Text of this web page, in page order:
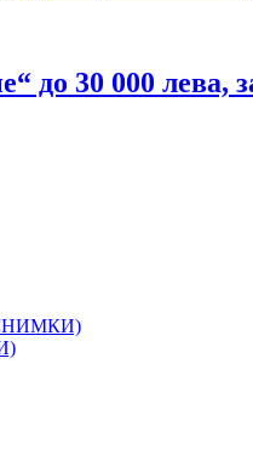
до 30 000 лева,
(СНИМКИ)